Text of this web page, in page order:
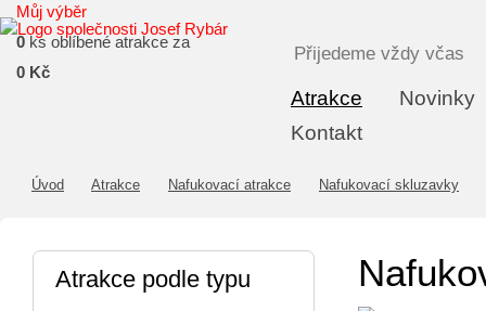
Atrakce
Novinky
Kontakt
Můj výběr
0 ks oblíbené atrakce za
0 Kč
Přijedeme vždy včas
Úvod Atrakce Nafukovací atrakce Nafukovací skluzavky
Atrakce podle typu